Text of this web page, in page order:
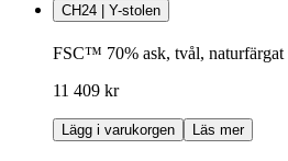
CH24 | Y-stolen
FSC™ 70% ask, tvål, naturfärgat
11 409 kr
Lägg i varukorgen Läs mer